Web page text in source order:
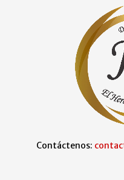
Contáctenos: